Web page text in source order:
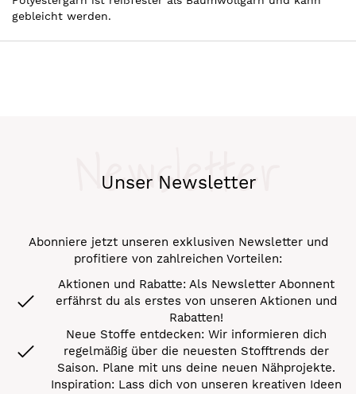
gebleicht werden.
Unser Newsletter
Newsletter
Abonniere jetzt unseren exklusiven Newsletter und
profitiere von zahlreichen Vorteilen:
Aktionen und Rabatte: Als Newsletter Abonnent
erfährst du als erstes von unseren Aktionen und
Rabatten!
Neue Stoffe entdecken: Wir informieren dich
regelmäßig über die neuesten Stofftrends der
Saison. Plane mit uns deine neuen Nähprojekte.
Inspiration: Lass dich von unseren kreativen Ideen